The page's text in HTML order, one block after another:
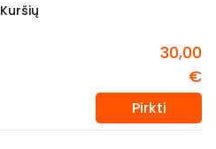
30,00
€
Pirkti